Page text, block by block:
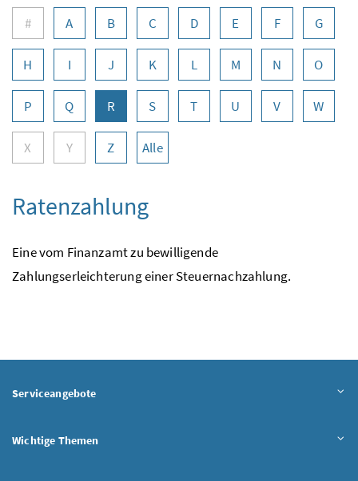
Buchstabennavigation
# A B C D E F G
H I J K L M N O
P Q R S T U V W
X Y Z Alle
Ratenzahlung
Eine vom Finanzamt zu bewilligende
Zahlungserleichterung einer Steuernachzahlung.
Serviceangebote
Wichtige Themen